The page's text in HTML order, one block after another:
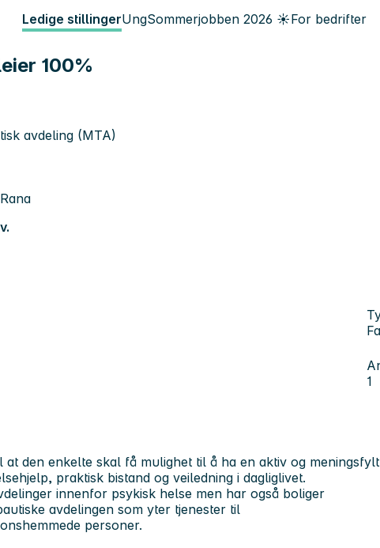
Ledige stillingerUngSommerjobben 2026 ☀️For bedrifter
100%
avdeling (MTA)
1
at den enkelte skal få mulighet til å ha en aktiv og meningsfylt
praktisk bistand og veiledning i dagliglivet.
innenfor psykisk helse men har også boliger
avdelingen som yter tjenester til
personer.